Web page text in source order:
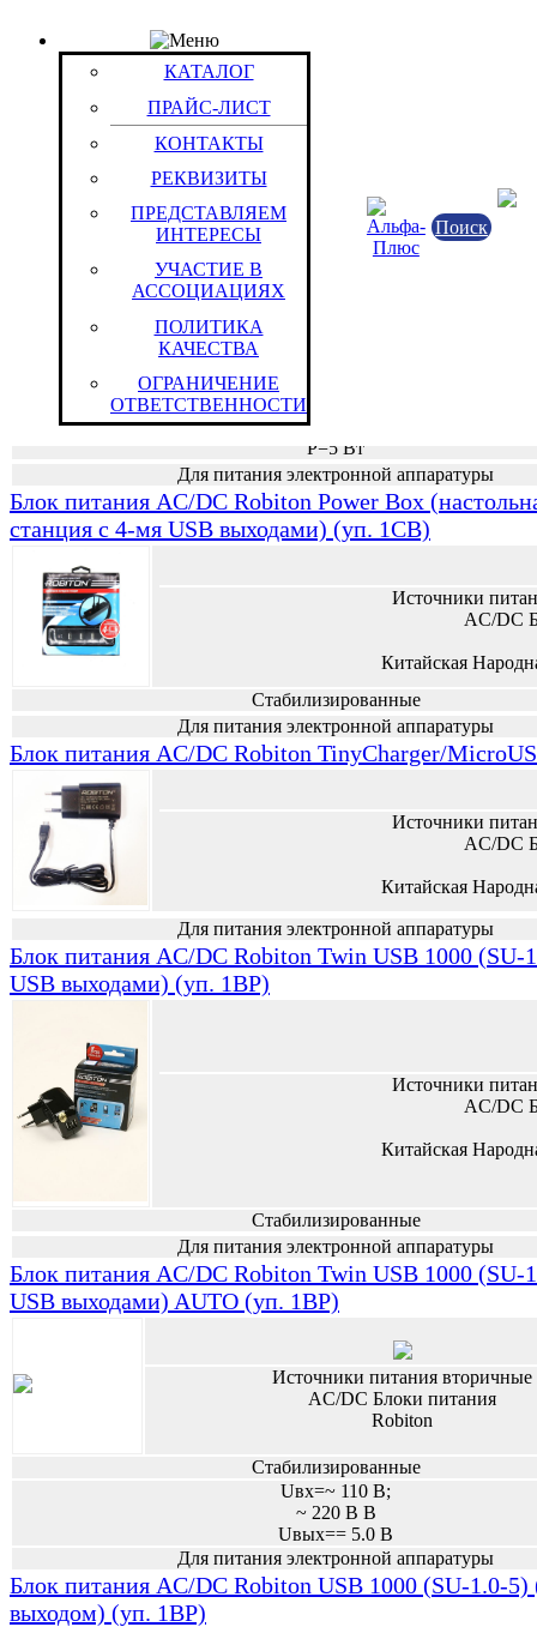
КАТАЛОГ
ПРАЙС-ЛИСТ
КОНТАКТЫ
РЕКВИЗИТЫ
ПРЕДСТАВЛЯЕМ
ИНТЕРЕСЫ
УЧАСТИЕ В
АССОЦИАЦИЯХ
ПОЛИТИКА
КАЧЕСТВА
ОГРАНИЧЕНИЕ
ОТВЕТСТВЕННОСТИ
Поиск
Группа: Серии Multimedia и др. - Блоки питания
DC/DC для портативной техники
Группы / Товары
0.5)авт+Micro/Mini/USB,Nokia,Apple(уп. 1BP)
Стабилизированные
P=5 Вт
Для питания электронной аппаратуры
Блок питания AC/DC Robiton Power Box
станция с 4-мя USB выходами) (уп. 1CB)
Источники
AC/DC
Китайская
Стабилизированные
Для питания электронной аппаратуры
Блок питания AC/DC Robiton TinyCharger/
Источники
AC/DC
Китайская
Для питания электронной аппаратуры
Блок питания AC/DC Robiton Twin USB 1000 (SU-
USB выходами) (уп. 1BP)
Источники
AC/DC
Китайская
Стабилизированные
Для питания электронной аппаратуры
Блок питания AC/DC Robiton Twin USB 1000 (SU-
USB выходами) AUTO (уп. 1BP)
Источники питания вторичные
AC/DC Блоки питания
Robiton
Стабилизированные
Uвх=~ 110 В;
~ 220 В В
Uвых== 5.0 В
Для питания электронной аппаратуры
Блок питания AC/DC Robiton USB 1000 (SU-1.0-5)
выходом) (уп. 1BP)